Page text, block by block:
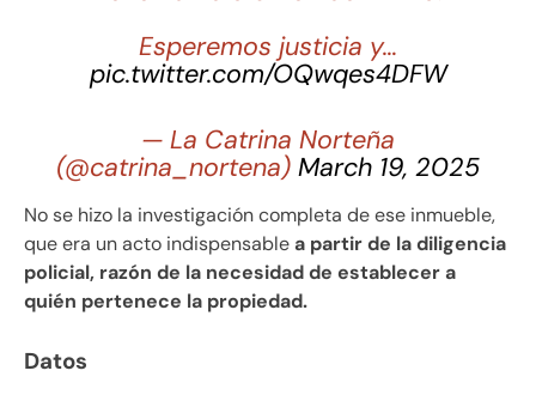
Esperemos justicia y…
pic.twitter.com/OQwqes4DFW
— La Catrina Norteña
(@catrina_nortena) March 19, 2025
No se hizo la investigación completa de ese inmueble,
que era un acto indispensablea partir de la diligencia
policial, razón de la necesidad de establecer a
quién pertenece la propiedad.
Datos